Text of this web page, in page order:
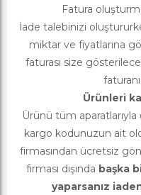
Fatura
İade talebinizi
miktar ve fiyatlarına
faturası size
Ürünleri
Ürünü tüm
kargo kodunuzun ait
firmasından ücretsiz
firması dışında başka
yaparsanız